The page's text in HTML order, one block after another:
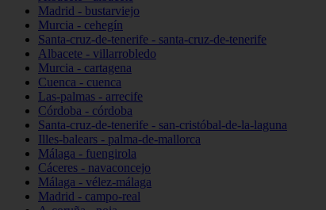
Madrid - bustarviejo
Murcia - cehegín
Santa-cruz-de-tenerife - santa-cruz-de-tenerife
Albacete - villarrobledo
Murcia - cartagena
Cuenca - cuenca
Las-palmas - arrecife
Córdoba - córdoba
Santa-cruz-de-tenerife - san-cristóbal-de-la-laguna
Illes-balears - palma-de-mallorca
Málaga - fuengirola
Cáceres - navaconcejo
Málaga - vélez-málaga
Madrid - campo-real